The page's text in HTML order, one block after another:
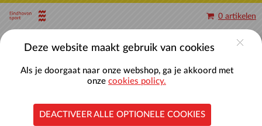
Naar hoofdinhoud
0 artikelen
Aquabootcamp
Deze website maakt gebruik van cookies
Als je doorgaat naar onze webshop, ga je akkoord met
onze cookies policy.
DEACTIVEER ALLE OPTIONELE COOKIES